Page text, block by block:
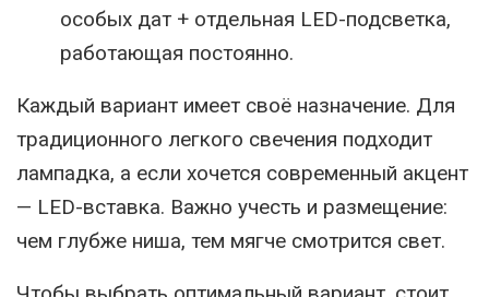
особых дат + отдельная LED-подсветка,
работающая постоянно.
Каждый вариант имеет своё назначение. Для
традиционного легкого свечения подходит
лампадка, а если хочется современный акцент
— LED-вставка. Важно учесть и размещение:
чем глубже ниша, тем мягче смотрится свет.